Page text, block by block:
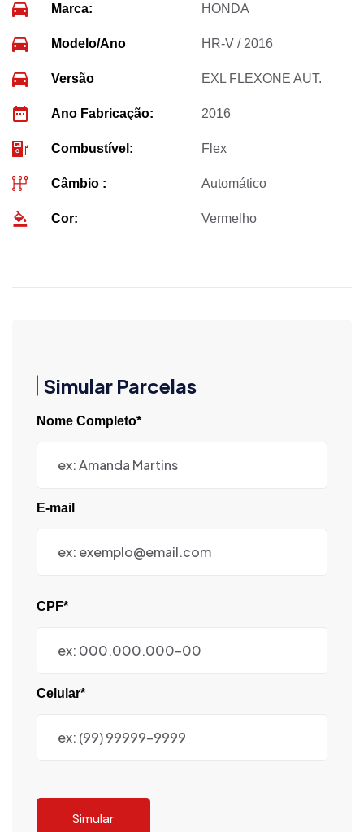
Marca: HONDA
Modelo/Ano HR-V / 2016
Versão EXL FLEXONE AUT.
Ano Fabricação: 2016
Combustível: Flex
Câmbio : Automático
Cor: Vermelho
Simular Parcelas
Nome Completo*
E-mail
CPF*
Celular*
Simular